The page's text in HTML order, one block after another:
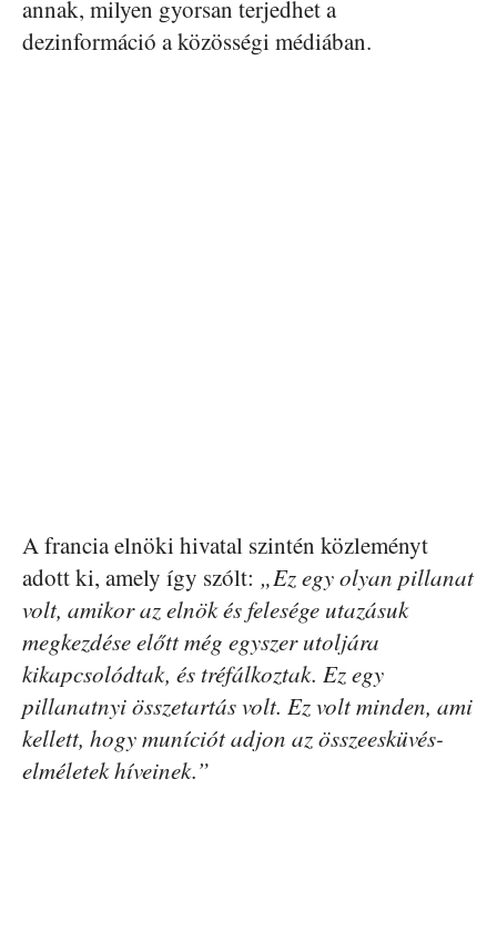
annak, milyen gyorsan terjedhet a
dezinformáció a közösségi médiában.
A francia elnöki hivatal szintén közleményt
adott ki, amely így szólt: „Ez egy olyan pillanat
volt, amikor az elnök és felesége utazásuk
megkezdése előtt még egyszer utoljára
kikapcsolódtak, és tréfálkoztak. Ez egy
pillanatnyi összetartás volt. Ez volt minden, ami
kellett, hogy muníciót adjon az összeesküvés-
elméletek híveinek.”